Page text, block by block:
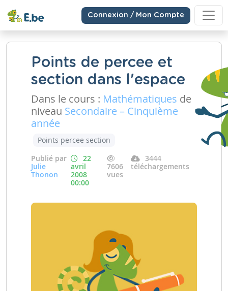
Connexion / Mon Compte
Points de percee et
section dans l'espace
Dans le cours : Mathématiques de
niveau Secondaire – Cinquième
année
Points percee section
Publié par
Julie
Thonon
22
avril
2008
00:00
7606
vues
3444
téléchargements